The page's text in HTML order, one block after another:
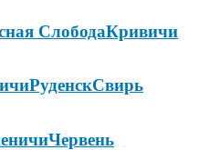
СлободаКривичи
РуденскСвирь
Червень